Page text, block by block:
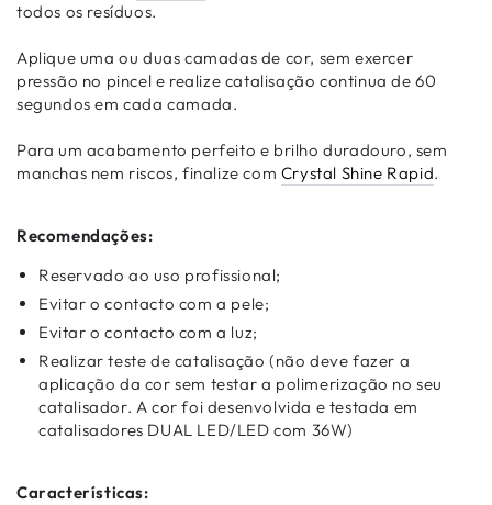
todos os resíduos.
Aplique uma ou duas camadas de cor, sem exercer
pressão no pincel e realize catalisação continua de 60
segundos em cada camada.
Para um acabamento perfeito e brilho duradouro, sem
manchas nem riscos, finalize com Crystal Shine Rapid.
Recomendações:
Reservado ao uso profissional;
Evitar o contacto com a pele;
Evitar o contacto com a luz;
Realizar teste de catalisação (não deve fazer a
aplicação da cor sem testar a polimerização no seu
catalisador. A cor foi desenvolvida e testada em
catalisadores DUAL LED/LED com 36W)
Características: